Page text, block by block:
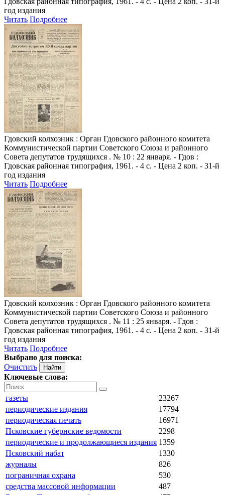
год издания
Читать Подробнее
Гдовский колхозник : Орган Гдовского районного комитета
Коммунистической партии Советского Союза и районного
Совета депутатов трудящихся . № 10 : 22 января. - Гдов :
Гдовская районная типография, 1961. - 4 с. - Цена 2 коп. - 31-й
год издания
Читать Подробнее
Гдовский колхозник : Орган Гдовского районного комитета
Коммунистической партии Советского Союза и районного
Совета депутатов трудящихся . № 11 : 25 января. - Гдов :
Гдовская районная типография, 1961. - 4 с. - Цена 2 коп. - 31-й
год издания
Читать Подробнее
Выбрано для поиска:
Очистить
Ключевые слова:
газеты
23267
периодические издания
17794
периодическая печать
16971
Псковские губернские ведомости
2298
периодические и продолжающиеся издания 1359
Псковский набат
1330
журналы
826
пограничная охрана
530
средства массовой информации
487